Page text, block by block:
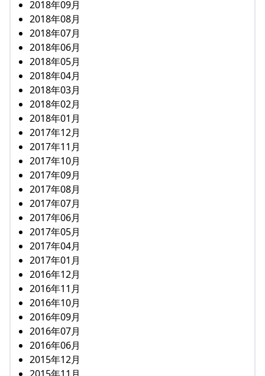
2018年09月
2018年08月
2018年07月
2018年06月
2018年05月
2018年04月
2018年03月
2018年02月
2018年01月
2017年12月
2017年11月
2017年10月
2017年09月
2017年08月
2017年07月
2017年06月
2017年05月
2017年04月
2017年01月
2016年12月
2016年11月
2016年10月
2016年09月
2016年07月
2016年06月
2015年12月
2015年11月